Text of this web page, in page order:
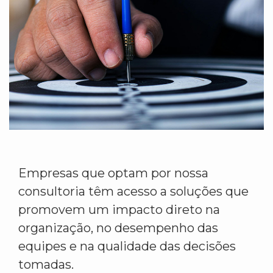
Empresas que optam por nossa
consultoria têm acesso a soluções que
promovem um impacto direto na
organização, no desempenho das
equipes e na qualidade das decisões
tomadas.